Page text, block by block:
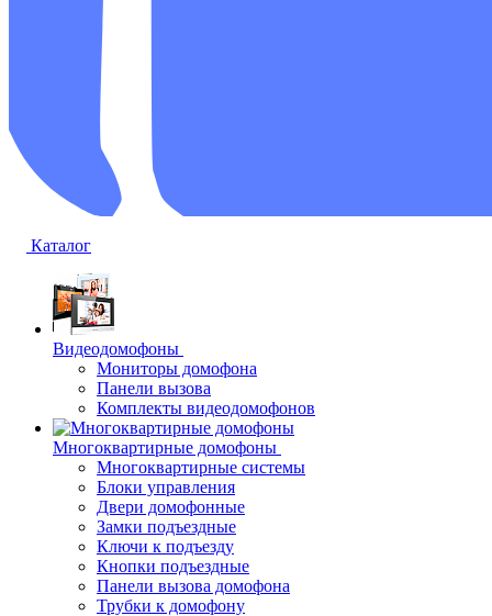
Каталог
Видеодомофоны
Мониторы домофона
Панели вызова
Комплекты видеодомофонов
Многоквартирные домофоны
Многоквартирные системы
Блоки управления
Двери домофонные
Замки подъездные
Ключи к подъезду
Кнопки подъездные
Панели вызова домофона
Трубки к домофону